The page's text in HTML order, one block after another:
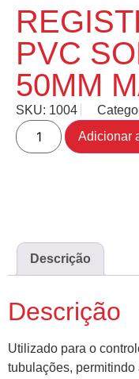
PVC
50MM
Adicionar
SKU: 1004
Descrição
Descrição
Utilizado para o
tubulações,